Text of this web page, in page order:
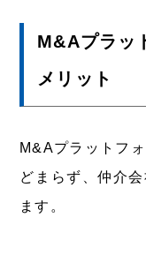
M&Aプラッ
メリット
M&Aプラットフ
どまらず、仲介
ます。